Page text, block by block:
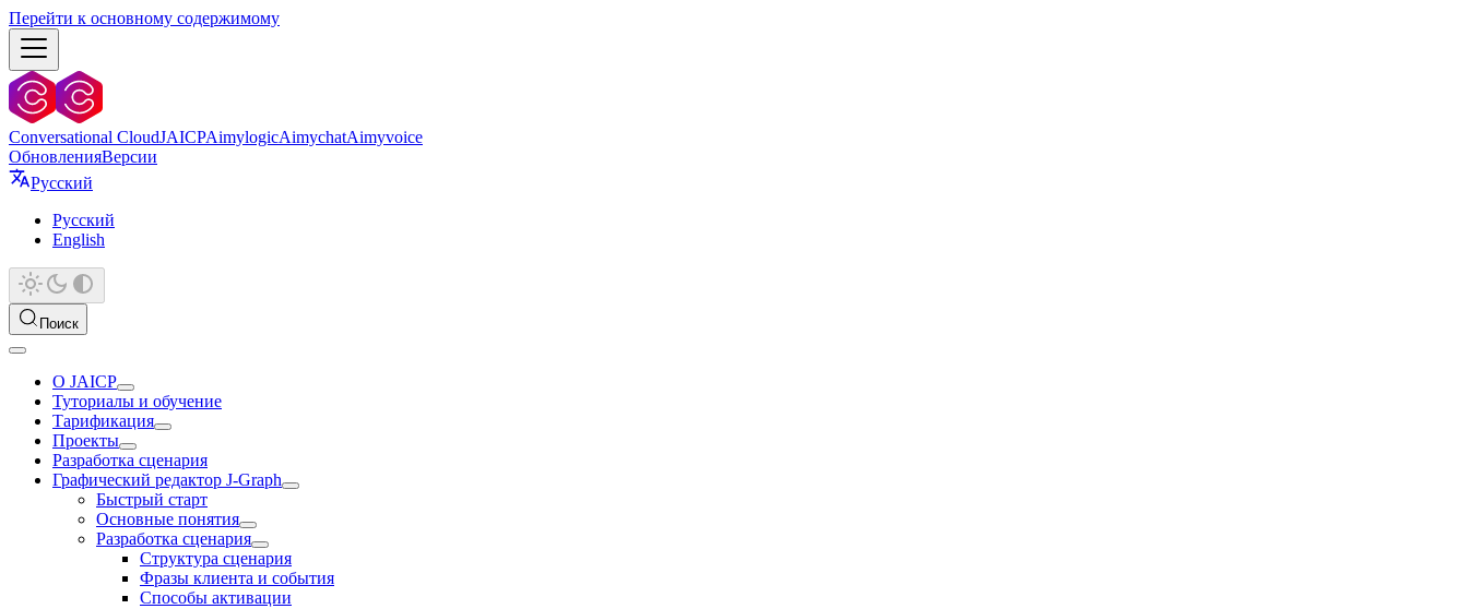
Перейти к основному содержимому
Conversational CloudJAICPAimylogicAimychatAimyvoice
ОбновленияВерсии
Русский
Русский
English
Поиск
О JAICP
Туториалы и обучение
Тарификация
Проекты
Разработка сценария
Графический редактор J‑Graph
Быстрый старт
Основные понятия
Разработка сценария
Структура сценария
Фразы клиента и события
Способы активации